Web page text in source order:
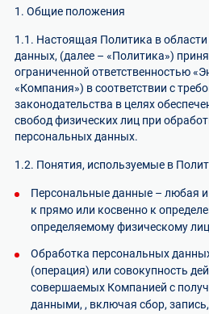
1. Общие положения
1.1. Настоящая Политика в
данных, (далее – «Политика»)
ограниченной ответственностью
«Компания») в соответствии с
законодательства в целях
свобод физических лиц при
персональных данных.
1.2. Понятия, используемые в
Персональные данные – любая
к прямо или косвенно к
определяемому физическому
Обработка персональных
(операция) или совокупность
совершаемых Компанией с
данными, , включая сбор,